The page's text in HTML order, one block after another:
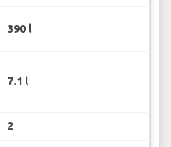
390 l
7.1 l
2